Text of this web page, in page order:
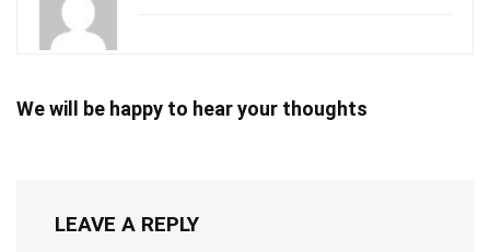
We will be happy to hear your thoughts
LEAVE A REPLY